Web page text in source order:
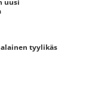
uusi
tyylikäs